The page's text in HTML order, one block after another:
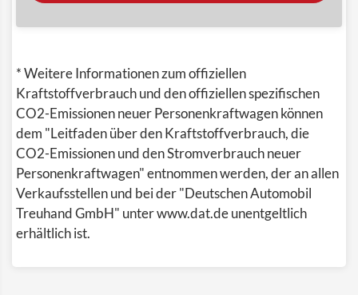
* Weitere Informationen zum offiziellen
Kraftstoffverbrauch und den offiziellen spezifischen
CO2-Emissionen neuer Personenkraftwagen können
dem "Leitfaden über den Kraftstoffverbrauch, die
CO2-Emissionen und den Stromverbrauch neuer
Personenkraftwagen" entnommen werden, der an allen
Verkaufsstellen und bei der "Deutschen Automobil
Treuhand GmbH" unter www.dat.de unentgeltlich
erhältlich ist.